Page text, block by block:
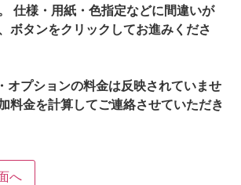
仕様・用紙・色指定などに間違いが
ボタンをクリックしてお進みくださ
オプションの料金は反映されていませ
料金を計算してご連絡させていただき
へ